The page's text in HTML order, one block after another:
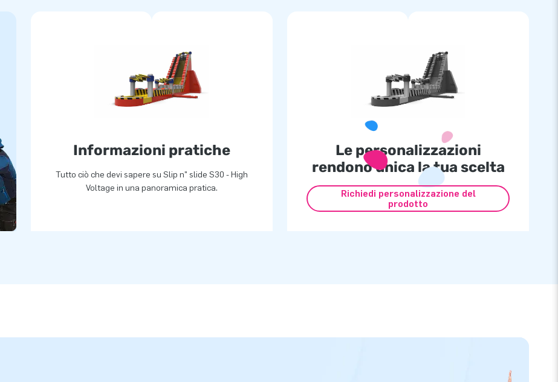
Informazioni pratiche
Tutto ciò che devi sapere su Slip n" slide S30 - High
Voltage in una panoramica pratica.
Le personalizzazioni
rendono unica la tua scelta
Richiedi personalizzazione del
prodotto